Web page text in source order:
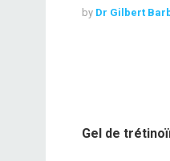
by Dr Gilbert
Gel de